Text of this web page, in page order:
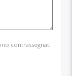
contrassegnati